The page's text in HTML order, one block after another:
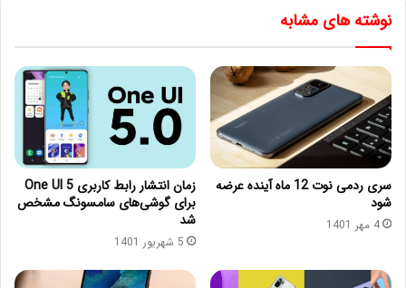
نوشته های مشابه
سری ردمی نوت 12 ماه آینده عرضه
شود
4 مهر 1401
زمان انتشار رابط کاربری One UI 5
برای گوشی‌های سامسونگ مشخص
شد
5 شهریور 1401